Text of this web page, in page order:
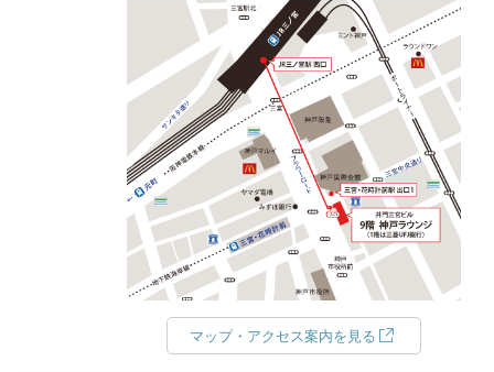
マップ・アクセス案内を見る